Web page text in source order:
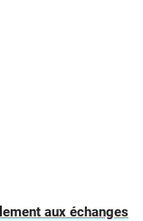
aux échanges